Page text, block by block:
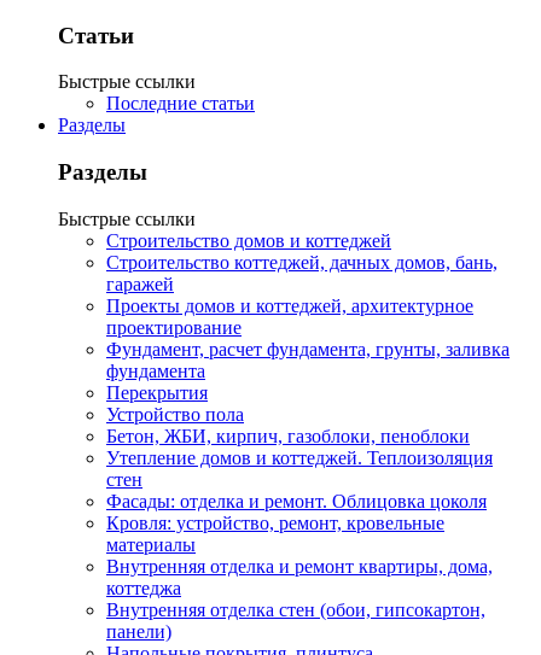
Статьи
Быстрые ссылки
Последние статьи
Разделы
Разделы
Быстрые ссылки
Строительство домов и коттеджей
Строительство коттеджей, дачных домов, бань,
гаражей
Проекты домов и коттеджей, архитектурное
проектирование
Фундамент, расчет фундамента, грунты, заливка
фундамента
Перекрытия
Устройство пола
Бетон, ЖБИ, кирпич, газоблоки, пеноблоки
Утепление домов и коттеджей. Теплоизоляция
стен
Фасады: отделка и ремонт. Облицовка цоколя
Кровля: устройство, ремонт, кровельные
материалы
Внутренняя отделка и ремонт квартиры, дома,
коттеджа
Внутренняя отделка стен (обои, гипсокартон,
панели)